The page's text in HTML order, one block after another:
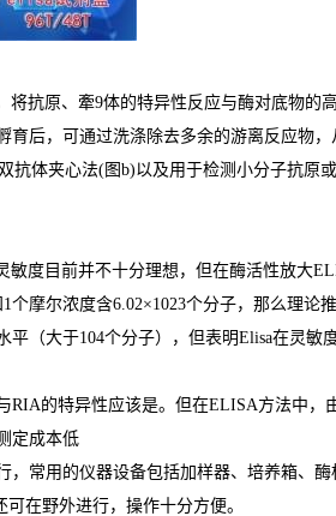
将抗原、牽9体的特异性反应与酶对底物的
育后，可通过洗涤除去多余的游离反应物
抗体夹心法(图b)以及用于检测小分子抗原
敏度目前并不十分理想，但在酶活性放大
1 个摩尔浓度含6.02×1023个分子，那么理论
平（大于104个分子），但表明Elisa在灵敏
RIA的特异性应该是。但在ELISA方法中，
定成本低
，常用的仪器设备包括加样器、培养箱、
可在野外进行，操作十分方便。